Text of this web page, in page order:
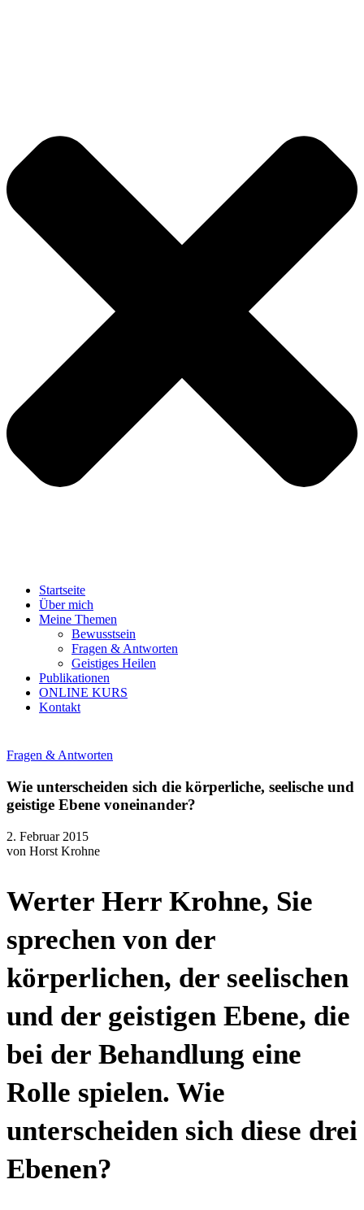
Startseite
Über mich
Meine Themen
Bewusstsein
Fragen & Antworten
Geistiges Heilen
Publikationen
ONLINE KURS
Kontakt
Fragen & Antworten
Wie unterscheiden sich die körperliche, seelische und
geistige Ebene voneinander?
2. Februar 2015
von Horst Krohne
Werter Herr Krohne, Sie
sprechen von der
körperlichen, der seelischen
und der geistigen Ebene, die
bei der Behandlung eine
Rolle spielen. Wie
unterscheiden sich diese drei
Ebenen?